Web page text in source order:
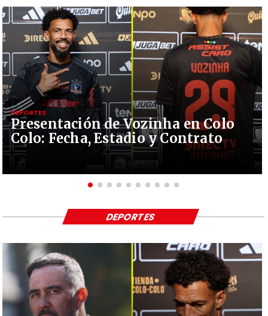
Presentación de Vozinha en Colo
Colo: Fecha, Estadio y Contrato
DEPORTES
DEPORTES